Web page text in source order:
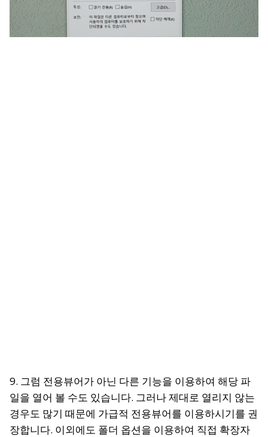
9. 그럼 전용뷰어가 아닌 다른 기능을 이용하여 해당 파
일을 열어 볼 수도 있습니다. 그러나 제대로 열리지 않는
경우도 많기 때문에 가급적 전용뷰어를 이용하시기를 권
장합니다. 이외에도 폴더 옵션을 이용하여 직접 확장자